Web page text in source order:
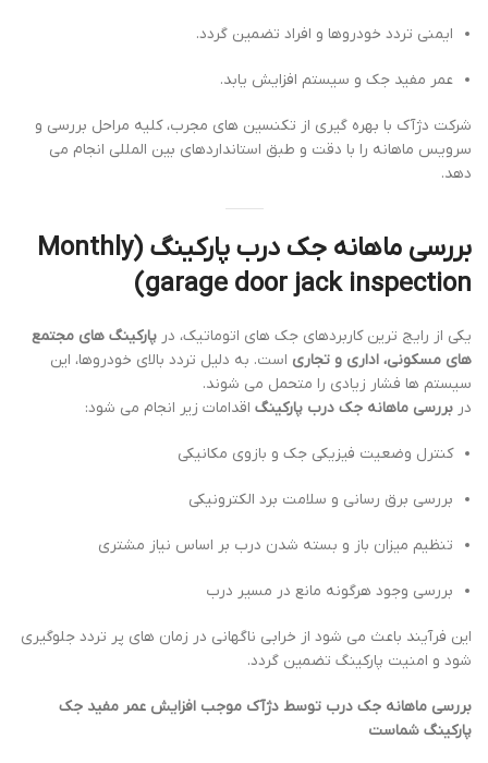
ایمنی تردد خودروها و افراد تضمین گردد.
عمر مفید جک و سیستم افزایش یابد.
شرکت دژآک با بهره گیری از تکنسین های مجرب، کلیه مراحل بررسی و
سرویس ماهانه را با دقت و طبق استانداردهای بین المللی انجام می
دهد.
بررسی ماهانه جک درب پارکینگ (Monthly
garage door jack inspection)
یکی از رایج ترین کاربردهای جک های اتوماتیک، در پارکینگ های مجتمع
های مسکونی، اداری و تجاری است. به دلیل تردد بالای خودروها، این
سیستم ها فشار زیادی را متحمل می شوند.
در بررسی ماهانه جک درب پارکینگ اقدامات زیر انجام می شود:
کنترل وضعیت فیزیکی جک و بازوی مکانیکی
بررسی برق رسانی و سلامت برد الکترونیکی
تنظیم میزان باز و بسته شدن درب بر اساس نیاز مشتری
بررسی وجود هرگونه مانع در مسیر درب
این فرآیند باعث می شود از خرابی ناگهانی در زمان های پر تردد جلوگیری
شود و امنیت پارکینگ تضمین گردد.
بررسی ماهانه جک درب توسط دژآک موجب افزایش عمر مفید جک
پارکینگ شماست